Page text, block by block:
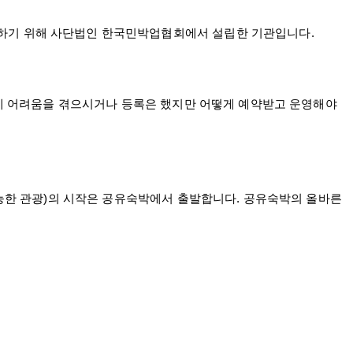
위해 사단법인 한국민박업협회에서 설립한 기관입니다.
려움을 겪으시거나 등록은 했지만 어떻게 예약받고 운영해야
관광)의 시작은 공유숙박에서 출발합니다. 공유숙박의 올바른